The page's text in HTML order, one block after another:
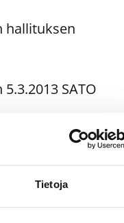
Tietoja
hallituksen
SATO
edelleen
sekä